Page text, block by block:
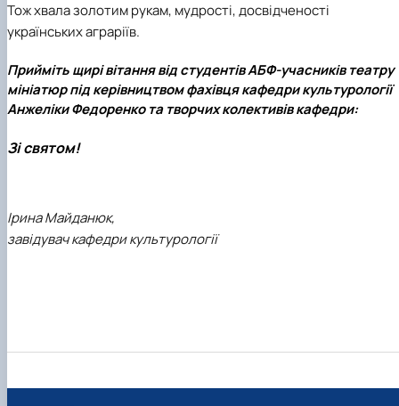
Тож хвала золотим рукам, мудрості, досвідченості
українських аграріїв.
Прийміть щирі вітання від студентів АБФ-учасників театру
мініатюр під керівництвом фахівця кафедри культурології
Анжеліки Федоренко та творчих колективів кафедри:
Зі святом!
Ірина Майданюк,
завідувач кафедри культурології